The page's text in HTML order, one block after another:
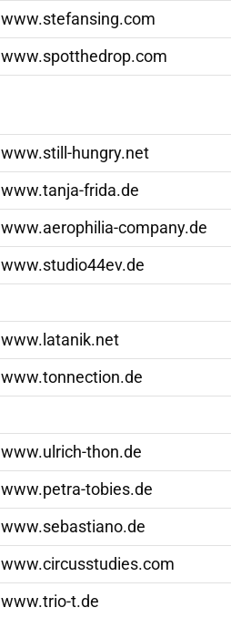
www.stefansing.com
www.spotthedrop.com
www.still-hungry.net
www.tanja-frida.de
www.aerophilia-company.de
www.studio44ev.de
www.latanik.net
www.tonnection.de
www.ulrich-thon.de
www.petra-tobies.de
www.sebastiano.de
www.circusstudies.com
www.trio-t.de